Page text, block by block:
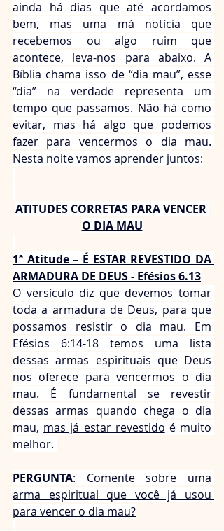
ainda há dias que até acordamos
bem, mas uma má notícia que
recebemos ou algo ruim que
acontece, leva-nos para abaixo. A
Bíblia chama isso de “dia mau”, esse
“dia” na verdade representa um
tempo que passamos. Não há como
evitar, mas há algo que podemos
fazer para vencermos o dia mau.
Nesta noite vamos aprender juntos:
ATITUDES CORRETAS PARA VENCER
O DIA MAU
1ª Atitude – É ESTAR REVESTIDO DA
ARMADURA DE DEUS - Efésios 6.13
O versículo diz que devemos tomar
toda a armadura de Deus, para que
possamos resistir o dia mau. Em
Efésios 6:14-18 temos uma lista
dessas armas espirituais que Deus
nos oferece para vencermos o dia
mau. É fundamental se revestir
dessas armas quando chega o dia
mau, mas já estar revestido é muito
melhor.
PERGUNTA: Comente sobre uma
arma espiritual que você já usou
para vencer o dia mau?